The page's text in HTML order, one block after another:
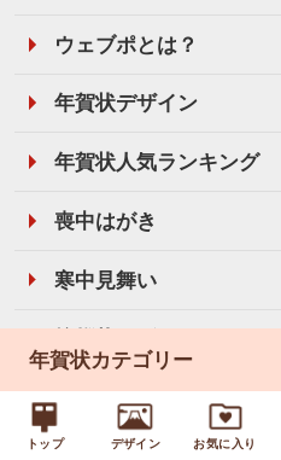
トップ デザイン お気に入り
年賀状カテゴリー
ウェブポとは？
年賀状デザイン
年賀状人気ランキング
喪中はがき
寒中見舞い
推しから届くカレンダー